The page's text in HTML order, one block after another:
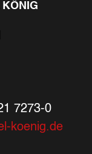
7273-0
koenig.de